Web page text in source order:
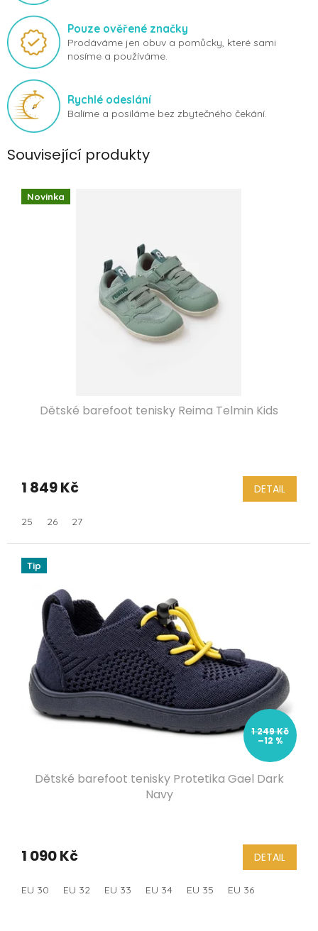
Pouze ověřené značky
Prodáváme jen obuv a pomůcky, které sami
nosíme a používáme.
Rychlé odeslání
Balíme a posíláme bez zbytečného čekání.
Související produkty
Novinka
Dětské barefoot tenisky Reima Telmin Kids
1 849 Kč DETAIL
25 26 27
Tip
1 249 Kč
–12 %
Dětské barefoot tenisky Protetika Gael Dark
Navy
1 090 Kč DETAIL
EU 30 EU 32 EU 33 EU 34 EU 35 EU 36